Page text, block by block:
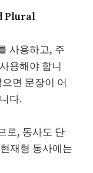
Plural
사용하고, 주
용해야 합니
면 문장이 어
다.
로, 동사도 단
재형 동사에는